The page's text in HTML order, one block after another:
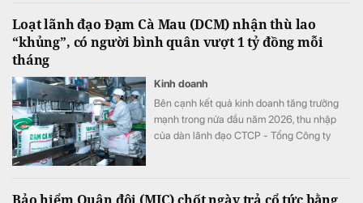
Loạt lãnh đạo Đạm Cà Mau (DCM) nhận thù lao
“khủng”, có người bình quân vượt 1 tỷ đồng mỗi
tháng
Kinh doanh
Bên cạnh kết quả kinh doanh tăng trưởng
mạnh trong nửa đầu năm 2026, thu nhập
của dàn lãnh đạo CTCP - Tổng Công ty
tỷ đồng chỉ sau 6 tháng, đặc biệt có trường